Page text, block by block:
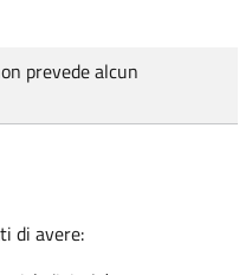
prevede alcun
di avere: